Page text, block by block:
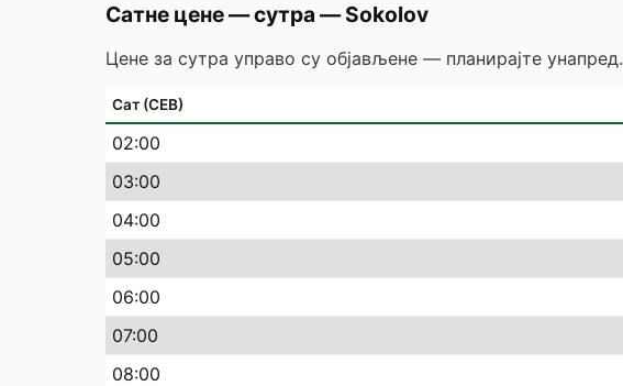
Сатне цене — сутра —Sokolov
Цене за сутра управо су објављене — планирајте унапред.
Сат (СЕВ)
02:00
03:00
04:00
05:00
06:00
07:00
08:00